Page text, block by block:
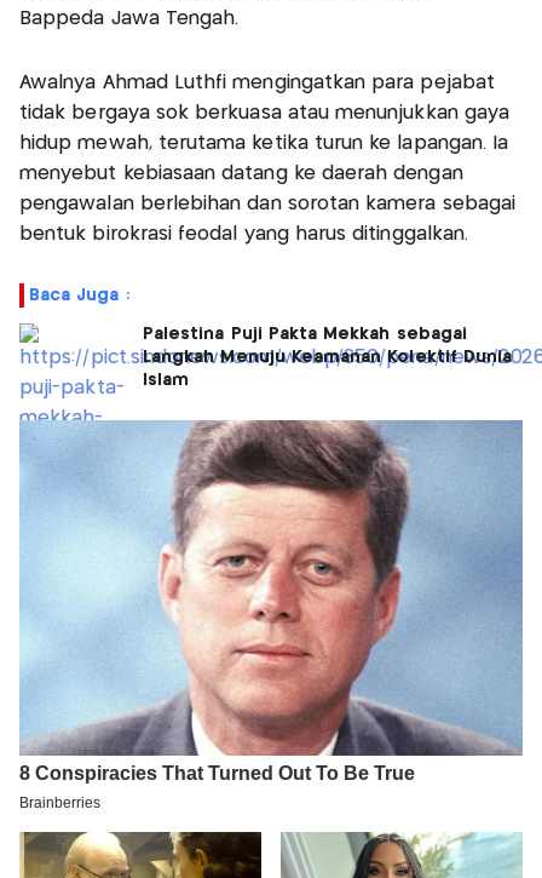
Bappeda Jawa Tengah.
Awalnya Ahmad Luthfi mengingatkan para pejabat
tidak bergaya sok berkuasa atau menunjukkan gaya
hidup mewah, terutama ketika turun ke lapangan. Ia
menyebut kebiasaan datang ke daerah dengan
pengawalan berlebihan dan sorotan kamera sebagai
bentuk birokrasi feodal yang harus ditinggalkan.
Baca Juga :
Palestina Puji Pakta Mekkah sebagai
Langkah Menuju Keamanan Kolektif Dunia
Islam